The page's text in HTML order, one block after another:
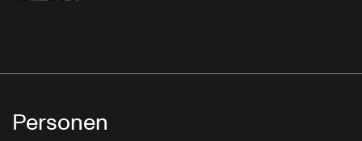
Personen